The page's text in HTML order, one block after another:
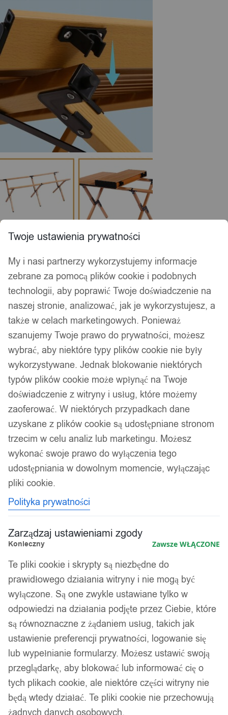
Twoje ustawienia prywatności
My i nasi partnerzy wykorzystujemy informacje
zebrane za pomocą plików cookie i podobnych
technologii, aby poprawić Twoje doświadczenie na
naszej stronie, analizować, jak je wykorzystujesz, a
także w celach marketingowych. Ponieważ
szanujemy Twoje prawo do prywatności, możesz
wybrać, aby niektóre typy plików cookie nie były
wykorzystywane. Jednak blokowanie niektórych
typów plików cookie może wpłynąć na Twoje
doświadczenie z witryny i usług, które możemy
zaoferować. W niektórych przypadkach dane
uzyskane z plików cookie są udostępniane stronom
trzecim w celu analiz lub marketingu. Możesz
wykonać swoje prawo do wyłączenia tego
udostępniania w dowolnym momencie, wyłączając
pliki cookie.
Polityka prywatności
Zarządzaj ustawieniami zgody
Konieczny Zawsze WŁĄCZONE
Te pliki cookie i skrypty są niezbędne do
prawidłowego działania witryny i nie mogą być
wyłączone. Są one zwykle ustawiane tylko w
odpowiedzi na działania podjęte przez Ciebie, które
są równoznaczne z żądaniem usług, takich jak
ustawienie preferencji prywatności, logowanie się
lub wypełnianie formularzy. Możesz ustawić swoją
przeglądarkę, aby blokować lub informować cię o
tych plikach cookie, ale niektóre części witryny nie
będą wtedy działać. Te pliki cookie nie przechowują